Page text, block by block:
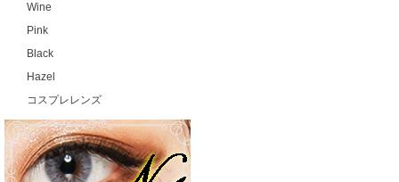
Wine
Pink
Black
Hazel
コスプレレンズ